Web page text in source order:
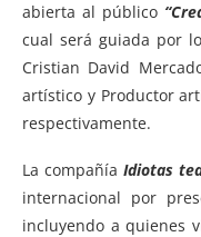
abierta al público
cual será guiada por
Cristian David
artístico y Productor
respectivamente.
La compañíaIdiotas
internacional por
incluyendo a quienes